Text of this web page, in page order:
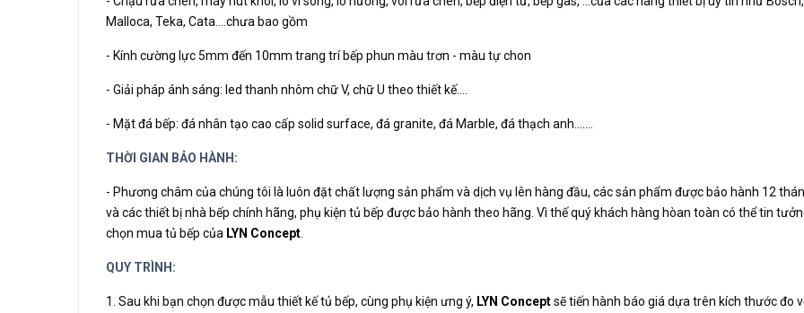
Malloca, Teka, Cata….chưa bao gồm
- Kính cường lực 5mm đến 10mm trang trí bếp phun màu trơn - màu tự chon
- Giải pháp ánh sáng: led thanh nhôm chữ V, chữ U theo thiết kế….
- Mặt đá bếp: đá nhân tạo cao cấp solid surface, đá granite, đá Marble, đá thạch anh.......
THỜI GIAN BẢO HÀNH:
- Phương châm của chúng tôi là luôn đặt chất lượng sản phẩm và dịch vụ lên hàng đầu, các sản phẩm được bảo hành 12
và các thiết bị nhà bếp chính hãng, phụ kiện tủ bếp được bảo hành theo hãng. Vì thế quý khách hàng hòan toàn có thể tin
chọn mua tủ bếp của LYN Concept
QUY TRÌNH:
1. Sau khi bạn chọn được mẫu thiết kế tủ bếp, cùng phụ kiện ưng ý, LYN Conceptsẽ tiến hành báo giá dựa trên kích thước đo